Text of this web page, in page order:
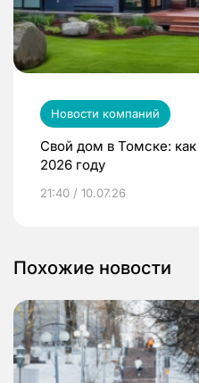
Новости компаний
Свой дом в Томске:
2026 году
21:40 / 10.07.26
Похожие новости